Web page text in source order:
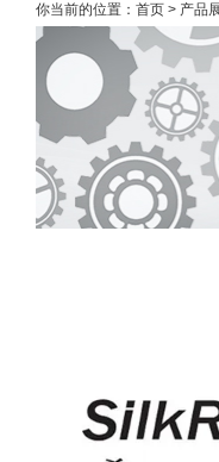
你当前的位置：首页 > 产品